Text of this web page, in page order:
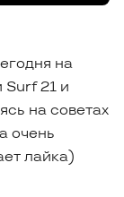
на
21 и
на советах
очень
лайка)